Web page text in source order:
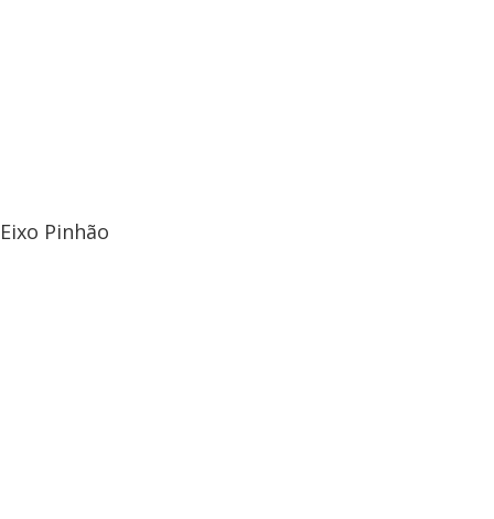
Eixo Pinhão